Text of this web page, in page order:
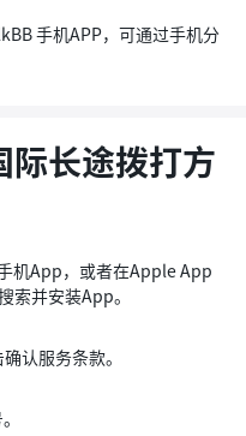
手机APP，可通过手机分
长途拨打方
机App，或者在Apple App
并安装App。
认服务条款。